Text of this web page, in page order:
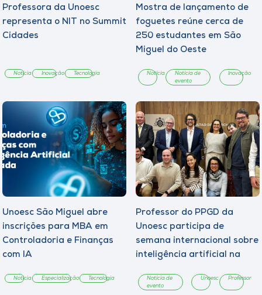
Professora da Unoesc
representa o NIT no Summit
Cidades
Notícia Inovação Tecnologia
Mostra de lançamento de
foguetes reúne cerca de
250 estudantes em São
Miguel do Oeste
Notícia
Notícia de
evento
Inovação
Unoesc São Miguel abre
inscrições para MBA em
Controladoria e Finanças
com IA
Notícia Especialização Tecnologia
Professor do PPGD da
Unoesc participa de
semana internacional sobre
inteligência artificial na
Notícia de
evento
Unoesc Professor